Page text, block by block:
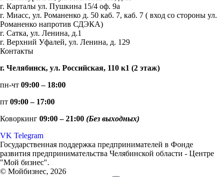
г. Карталы ул. Пушкина 15/4 оф. 9а
г. Миасс, ул. Романенко д. 50 каб. 7, каб. 7 ( вход со стороны ул.
Романенко напротив СДЭКА)
г. Сатка, ул. Ленина, д.1
г. Верхний Уфалей, ул. Ленина, д. 129
Контакты
г. Челябинск, ул. Российская, 110 к1 (2 этаж)
пн-чт 09:00 – 18:00
пт 09:00 – 17:00
Коворкинг 09:00 – 21:00 (Без выходных)
VK Telegram
Государственная поддержка предпринимателей в Фонде
развития предпринимательства Челябинской области - Центре
"Мой бизнес".
© Мойбизнес, 2026